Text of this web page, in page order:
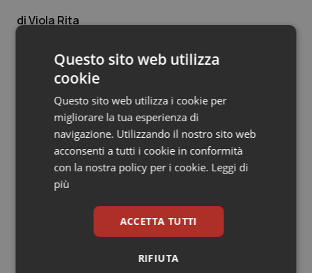
Salute orale & impianti
Sangue & coagulazione
Tiroide
Tumore al seno
Tumore ovarico
Tumori gastrointestinali
Viola Rita
© Riproduzione riservata
Potrebbe interessarti in
“Epidemia più veloce della risposta”.
Quasi 4mila casi e 1.801 morti
Questo sito web utilizza
cookie
Questo sito web utilizza i cookie per
migliorare la tua esperienza di
navigazione. Utilizzando il nostro sito web
acconsenti a tutti i cookie in conformità
con la nostra policy per i cookie. Leggi di
più
ACCETTA TUTTI
RIFIUTA